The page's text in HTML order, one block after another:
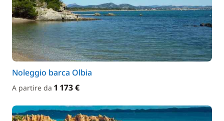
Noleggio barca Olbia
A partire da 1 173 €